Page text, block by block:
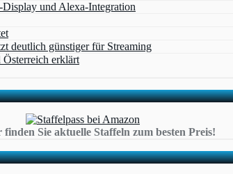
und Alexa‑Integration
deutlich günstiger für Streaming
erklärt
Sie aktuelle Staffeln zum besten Preis!